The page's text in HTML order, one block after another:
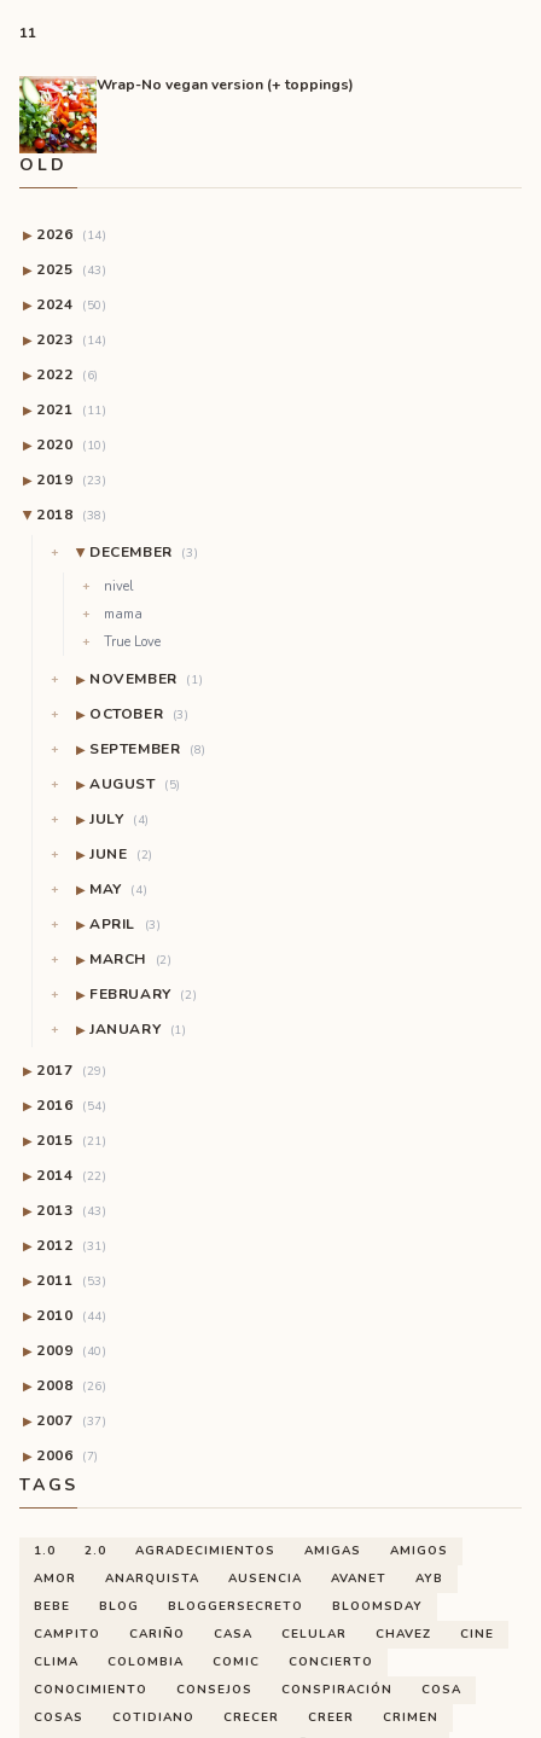
11
Wrap-No vegan version (+ toppings)
OLD
▶ 2026 (14)
▶ 2025 (43)
▶ 2024 (50)
▶ 2023 (14)
▶ 2022 (6)
▶ 2021 (11)
▶ 2020 (10)
▶ 2019 (23)
▶ 2018 (38)
▶ DECEMBER (3)
nivel
mama
True Love
▶ NOVEMBER (1)
▶ OCTOBER (3)
▶ SEPTEMBER (8)
▶ AUGUST (5)
▶ JULY (4)
▶ JUNE (2)
▶ MAY (4)
▶ APRIL (3)
▶ MARCH (2)
▶ FEBRUARY (2)
▶ JANUARY (1)
▶ 2017 (29)
▶ 2016 (54)
▶ 2015 (21)
▶ 2014 (22)
▶ 2013 (43)
▶ 2012 (31)
▶ 2011 (53)
▶ 2010 (44)
▶ 2009 (40)
▶ 2008 (26)
▶ 2007 (37)
▶ 2006 (7)
TAGS
1.0 2.0 AGRADECIMIENTOS AMIGAS
AMIGOS
AMOR
ANARQUISTA AUSENCIA AVANET
AYB
BEBE
BLOG BLOGGERSECRETO
BLOOMSDAY
CAMPITO
CARIÑO CASA CELULAR CHAVEZ
CINE
CLIMA
COLOMBIA COMIC
CONCIERTO
CONOCIMIENTO
CONSEJOS CONSPIRACIÓN
COSA
COSAS
COTIDIANO CRECER CREER
CRIMEN